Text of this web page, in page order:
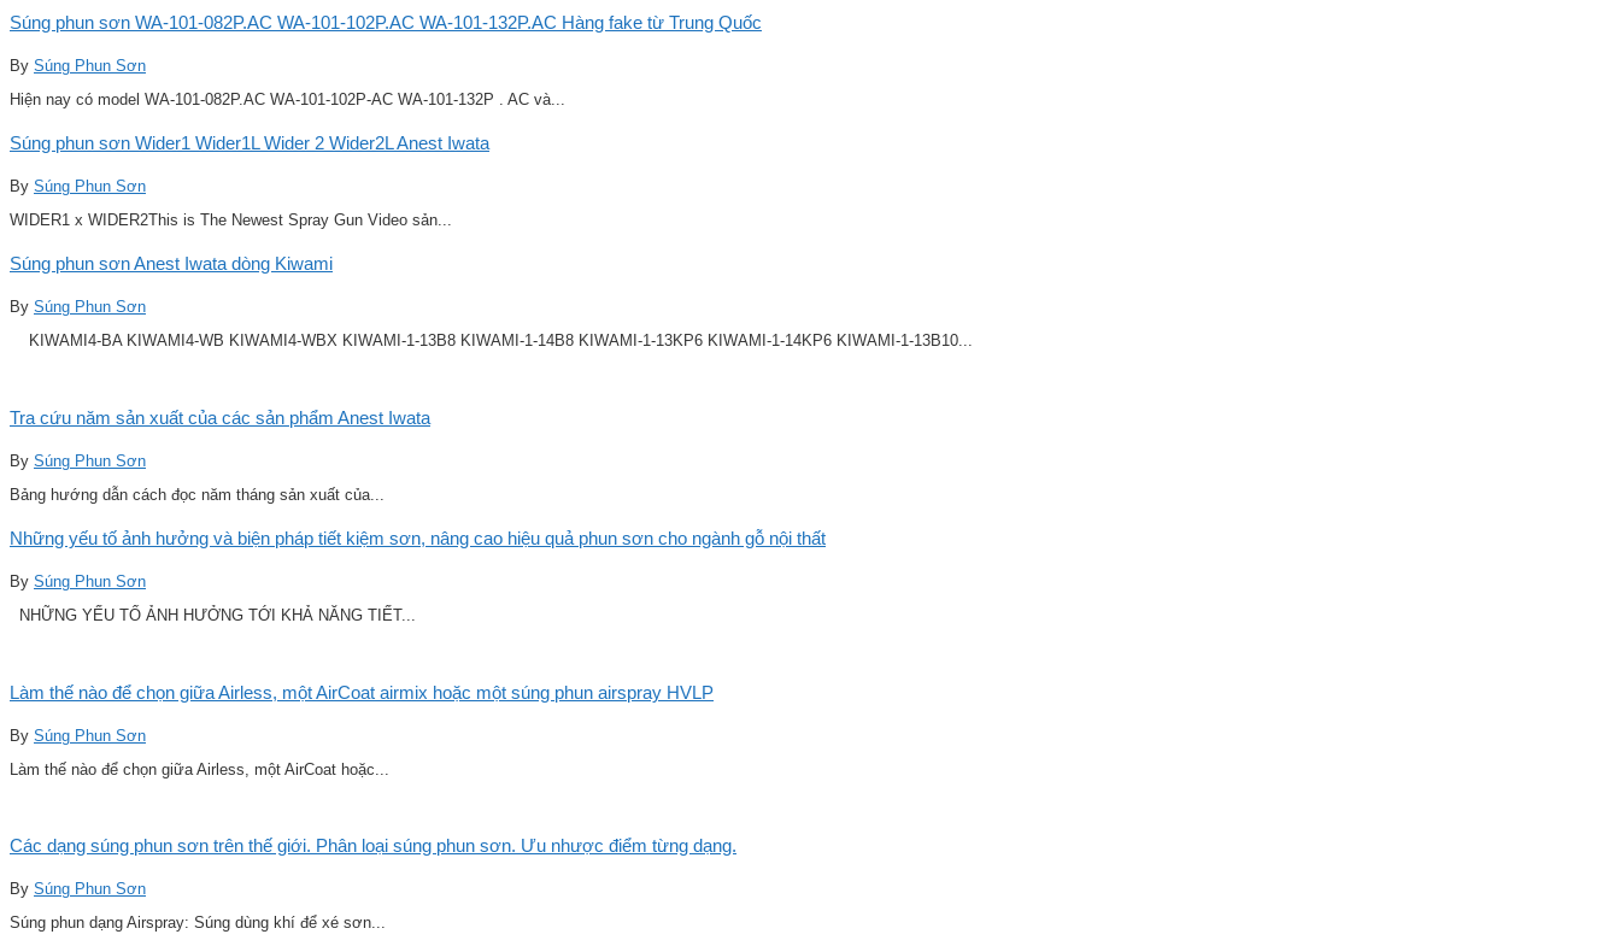
Súng phun sơn WA-101-082P.AC WA-101-102P.AC WA-101-132P.AC Hàng fake từ Trung Quốc
By Súng Phun Sơn
Hiện nay có model WA-101-082P.AC WA-101-102P-AC WA-101-132P . AC và...
Súng phun sơn Wider1 Wider1L Wider 2 Wider2L Anest Iwata
By Súng Phun Sơn
WIDER1 x WIDER2This is The Newest Spray Gun Video sản...
Súng phun sơn Anest Iwata dòng Kiwami
By Súng Phun Sơn
KIWAMI4-BA KIWAMI4-WB KIWAMI4-WBX KIWAMI-1-13B8 KIWAMI-1-14B8 KIWAMI-1-13KP6 KIWAMI-1-14KP6 KIWAMI-1-13B10...
Tra cứu năm sản xuất của các sản phẩm Anest Iwata
By Súng Phun Sơn
Bảng hướng dẫn cách đọc năm tháng sản xuất của...
Những yếu tố ảnh hưởng và biện pháp tiết kiệm sơn, nâng cao hiệu quả phun sơn cho ngành gỗ nội thất
By Súng Phun Sơn
NHỮNG YẾU TỐ ẢNH HƯỞNG TỚI KHẢ NĂNG TIẾT...
Làm thế nào để chọn giữa Airless, một AirCoat airmix hoặc một súng phun airspray HVLP
By Súng Phun Sơn
Làm thế nào để chọn giữa Airless, một AirCoat hoặc...
Các dạng súng phun sơn trên thế giới. Phân loại súng phun sơn. Ưu nhược điểm từng dạng.
By Súng Phun Sơn
Súng phun dạng Airspray: Súng dùng khí để xé sơn...